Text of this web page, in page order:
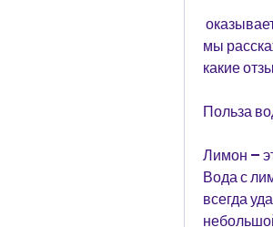
мы
какие
Польза
Лимон –
Вода с
всегда